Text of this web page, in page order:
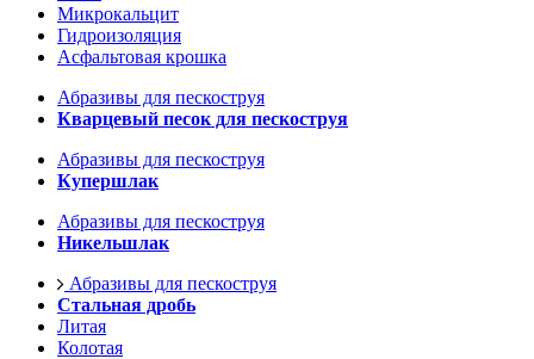
Микрокальцит
Гидроизоляция
Асфальтовая крошка
Абразивы для пескоструя
Кварцевый песок для пескоструя
Абразивы для пескоструя
Купершлак
Абразивы для пескоструя
Никельшлак
Абразивы для пескоструя
Стальная дробь
Литая
Колотая